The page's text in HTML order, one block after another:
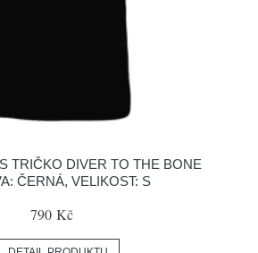
TRIČKO DIVER TO THE BONE
ČERNÁ, VELIKOST: S
790 Kč